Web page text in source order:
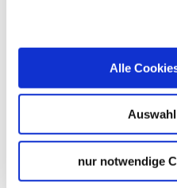
Alle
nur notwendige
Lage & Kontakt
Treffpunkt: Haus des
neben dem Rathaus,
Deutschland
Marktstraße 6
70173 Stuttgart